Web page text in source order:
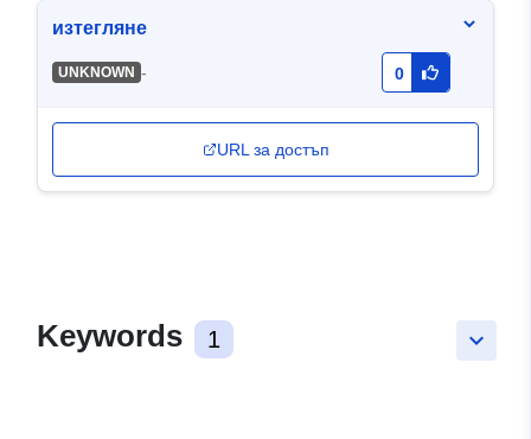
изтегляне
UNKNOWN - 0
URL за достъп
keyboard_arrow_down
Keywords 1